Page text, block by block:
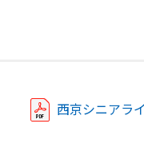
西京シニアラ